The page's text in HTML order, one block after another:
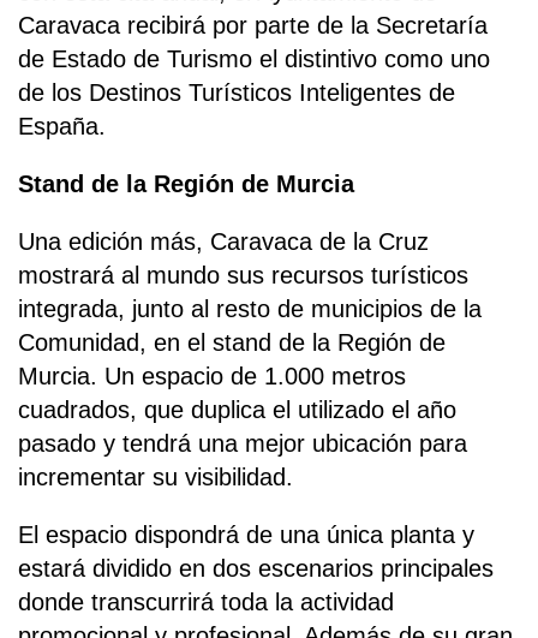
Caravaca recibirá por parte de la Secretaría
de Estado de Turismo el distintivo como uno
de los Destinos Turísticos Inteligentes de
España.
Stand de la Región de Murcia
Una edición más, Caravaca de la Cruz
mostrará al mundo sus recursos turísticos
integrada, junto al resto de municipios de la
Comunidad, en el stand de la Región de
Murcia. Un espacio de 1.000 metros
cuadrados, que duplica el utilizado el año
pasado y tendrá una mejor ubicación para
incrementar su visibilidad.
El espacio dispondrá de una única planta y
estará dividido en dos escenarios principales
donde transcurrirá toda la actividad